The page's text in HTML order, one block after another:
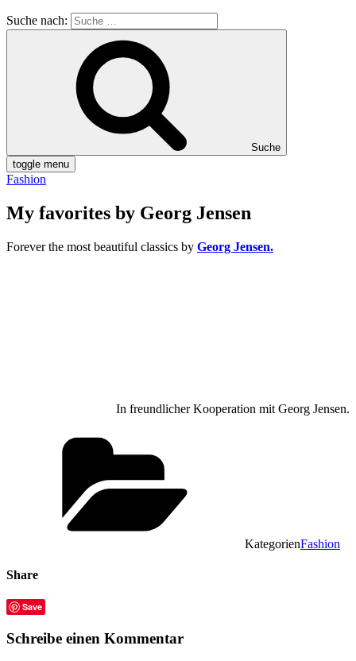
Suche nach:
Suche
toggle menu
Fashion
My favorites by Georg Jensen
Forever the most beautiful classics by Georg Jensen.
In freundlicher Kooperation mit Georg Jensen.
KategorienFashion
Share
Save
Schreibe einen Kommentar